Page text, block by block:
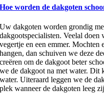
Hoe worden de dakgoten
Uw dakgoten worden grondig
dakgootspecialisten. Veelal doen
vegertje en een emmer. Mochten
hangen, dan schuiven we deze
creëren om de dakgoot beter
we de dakgoot na met water. Dit
water. Uiteraard leggen we de
plek wanneer de dakgoten leeg